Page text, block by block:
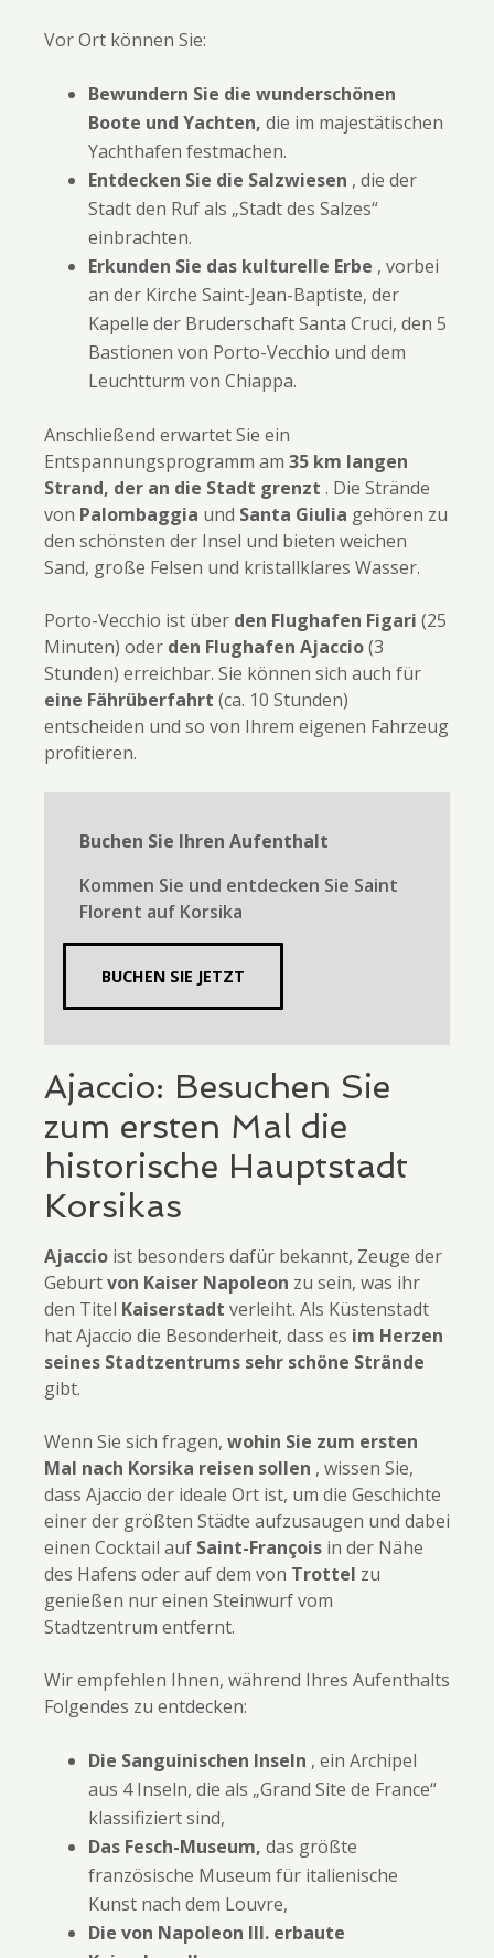
Vor Ort können Sie:
Bewundern Sie die wunderschönen
Boote und Yachten, die im majestätischen
Yachthafen festmachen.
Entdecken Sie die Salzwiesen , die der
Stadt den Ruf als „Stadt des Salzes“
einbrachten.
Erkunden Sie das kulturelle Erbe , vorbei
an der Kirche Saint-Jean-Baptiste, der
Kapelle der Bruderschaft Santa Cruci, den 5
Bastionen von Porto-Vecchio und dem
Leuchtturm von Chiappa.
Anschließend erwartet Sie ein
Entspannungsprogramm am 35 km langen
Strand, der an die Stadt grenzt . Die Strände
von Palombaggia und Santa Giulia gehören zu
den schönsten der Insel und bieten weichen
Sand, große Felsen und kristallklares Wasser.
Porto-Vecchio ist über den Flughafen Figari (25
Minuten) oder den Flughafen Ajaccio(3
Stunden) erreichbar. Sie können sich auch für
eine Fährüberfahrt (ca. 10 Stunden)
entscheiden und so von Ihrem eigenen Fahrzeug
profitieren.
Buchen Sie Ihren Aufenthalt
Kommen Sie und entdecken Sie Saint
Florent auf Korsika
BUCHEN SIE JETZT
Ajaccio: Besuchen Sie
zum ersten Mal die
historische Hauptstadt
Korsikas
Ajaccio ist besonders dafür bekannt, Zeuge der
Geburtvon Kaiser Napoleon zu sein, was ihr
den Titel Kaiserstadt verleiht. Als Küstenstadt
hat Ajaccio die Besonderheit, dass es im Herzen
seines Stadtzentrums sehr schöne Strände
gibt.
Wenn Sie sich fragen, wohin Sie zum ersten
Mal nach Korsika reisen sollen , wissen Sie,
dass Ajaccio der ideale Ort ist, um die Geschichte
einer der größten Städte aufzusaugen und dabei
einen Cocktail auf Saint-François in der Nähe
des Hafens oder auf dem von Trottel zu
genießen nur einen Steinwurf vom
Stadtzentrum entfernt.
Wir empfehlen Ihnen, während Ihres Aufenthalts
Folgendes zu entdecken:
Die Sanguinischen Inseln , ein Archipel
aus 4 Inseln, die als „Grand Site de France“
klassifiziert sind,
Das Fesch-Museum, das größte
französische Museum für italienische
Kunst nach dem Louvre,
Die von Napoleon III. erbaute